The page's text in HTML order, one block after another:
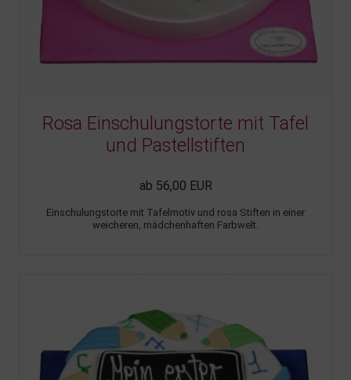
Rosa Einschulungstorte mit Tafel
und Pastellstiften
ab 56,00 EUR
Einschulungstorte mit Tafelmotiv und rosa Stiften in einer
weicheren, mädchenhaften Farbwelt.